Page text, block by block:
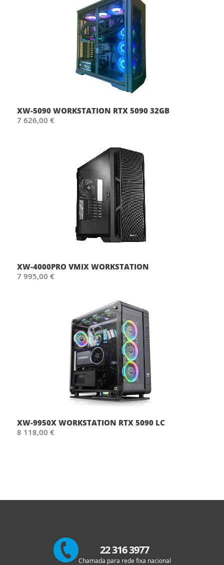
XW-5090 WORKSTATION RTX 5090 32GB
7 626,00 €
XW-4000PRO VMIX WORKSTATION
7 995,00 €
XW-9950X WORKSTATION RTX 5090 LC
8 118,00 €
22 316 3977
Chamada para rede fixa nacional